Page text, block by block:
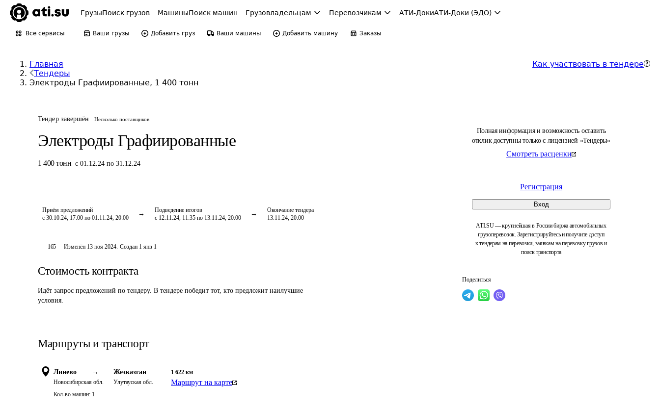
ГрузыПоиск грузов МашиныПоиск машин Грузовладельцам Перевозчикам АТИ-ДокиАТИ-Доки (ЭДО)
Все сервисы Ваши грузы Добавить груз Ваши машины Добавить машину Заказы
Главная
Тендеры
Электроды Графиированные, 1 400 тонн
Как участвовать в тендере
Тендер завершён Несколько поставщиков
Электроды Графиированные
1 400 тонн с 01.12.24 по 31.12.24
Приём предложений
с 30.10.24, 17:00 по 01.11.24, 20:00
Подведение итогов
с 12.11.24, 11:35 по 13.11.24, 20:00
Окончание тендера
13.11.24, 20:00
Полная информация и возможность оставить
отклик доступны только с лицензией «Тендеры»
Смотреть расценки
Регистрация
Вход
ATI.SU — крупнейшая в России биржа автомобильных
грузоперевозок. Зарегистрируйтесь и получите доступ
к тендерам на перевозки, заявкам на перевозку грузов и
поиск транспорта
Поделиться
165 Изменён 13 ноя 2024. Создан 1 янв 1
Стоимость контракта
Идёт запрос предложений по тендеру. В тендере победит тот, кто предложит наилучшие
условия.
Маршруты и транспорт
Линево →
Новосибирская обл.
Жезказган
Улутауская обл.
1 622 км
Маршрут на карте
Кол-во машин: 1